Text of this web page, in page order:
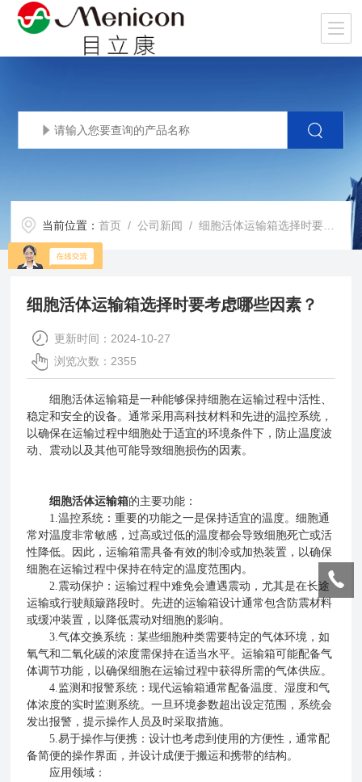
当前位置：首页 /公司新闻 / 细胞活体运输箱选择时要考虑哪些因素？
细胞活体运输箱选择时要考虑哪些因素？
更新时间：2024-10-27
浏览次数：2355
细胞活体运输箱是一种能够保持细胞在运输过程中活性、
稳定和安全的设备。通常采用高科技材料和先进的温控系统，
以确保在运输过程中细胞处于适宜的环境条件下，防止温度波
动、震动以及其他可能导致细胞损伤的因素。
细胞活体运输箱的主要功能：
1.温控系统：重要的功能之一是保持适宜的温度。细胞通
常对温度非常敏感，过高或过低的温度都会导致细胞死亡或活
性降低。因此，运输箱需具备有效的制冷或加热装置，以确保
细胞在运输过程中保持在特定的温度范围内。
2.震动保护：运输过程中难免会遭遇震动，尤其是在长途
运输或行驶颠簸路段时。先进的运输箱设计通常包含防震材料
或缓冲装置，以降低震动对细胞的影响。
3.气体交换系统：某些细胞种类需要特定的气体环境，如
氧气和二氧化碳的浓度需保持在适当水平。运输箱可能配备气
体调节功能，以确保细胞在运输过程中获得所需的气体供应。
4.监测和报警系统：现代运输箱通常配备温度、湿度和气
体浓度的实时监测系统。一旦环境参数超出设定范围，系统会
发出报警，提示操作人员及时采取措施。
5.易于操作与便携：设计也考虑到使用的方便性，通常配
备简便的操作界面，并设计成便于搬运和携带的结构。
应用领域：